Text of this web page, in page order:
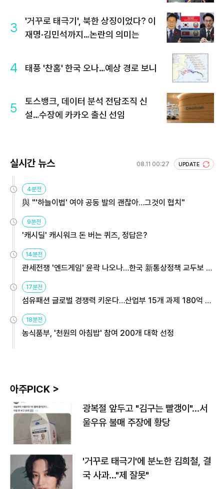
3
'거꾸로 태극기', 북한 상징이었다? 이
재명·김민석까지…논란의 의미는
4 태풍 '찬홈' 한국 오나…예상 경로 보니
5
토스뱅크, 데이터 분석 전담조직 신
설…수장에 카카오 출신 선임
실시간 뉴스 08.11 00:27 UPDATE
4분전
與 "'하늘이법' 여야 공동 발의 괜찮아…그것이 협치"
9분전
'캐시딜' 캐시워크 돈 버는 퀴즈, 정답은?
14분전
관세전쟁 '엔드게임' 윤곽 나오나…한국 新통상정책 교두보 활
용해야
17분전
섬유패션 글로벌 경쟁력 키운다…산업부 15개 과제 180억 지
원
18분전
농식품부, '천원의 아침밥' 참여 200개 대학 선정
아주PICK >
광복절 앞두고 "김구는 빨갱이"…서
울우유 불매 주장에 황당
'거꾸로 태극기'에 분노한 김희철, 결
국 사과…"제 잘못"